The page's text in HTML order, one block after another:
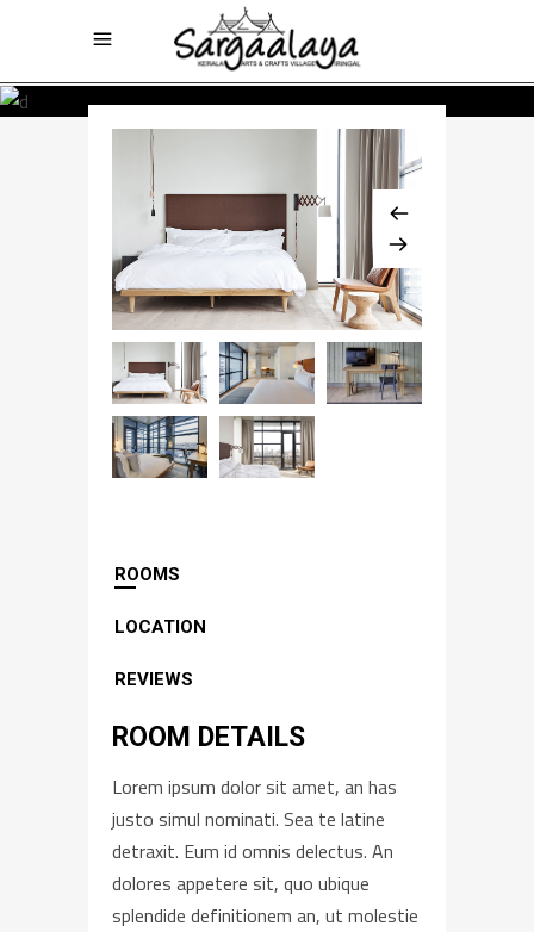
$768 / night
SIMPLE ROOM
ROOMS
LOCATION
REVIEWS
ROOM DETAILS
Lorem ipsum dolor sit amet, an has
justo simul nominati. Sea te latine
detraxit. Eum id omnis delectus. An
dolores appetere sit, quo ubique
splendide definitionem an, ut molestie